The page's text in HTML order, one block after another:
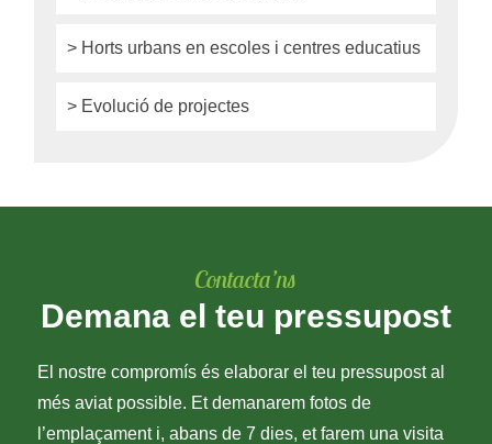
> Horts urbans en escoles i centres educatius
> Evolució de projectes
Contacta’ns
Demana el teu pressupost
El nostre compromís és elaborar el teu pressupost al
més aviat possible. Et demanarem fotos de
l’emplaçament i, abans de 7 dies, et farem una visita